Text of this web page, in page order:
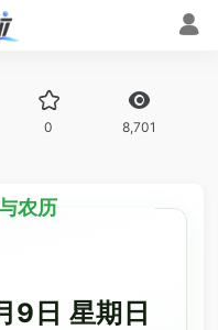
0 8,701
农历
9日 星期日